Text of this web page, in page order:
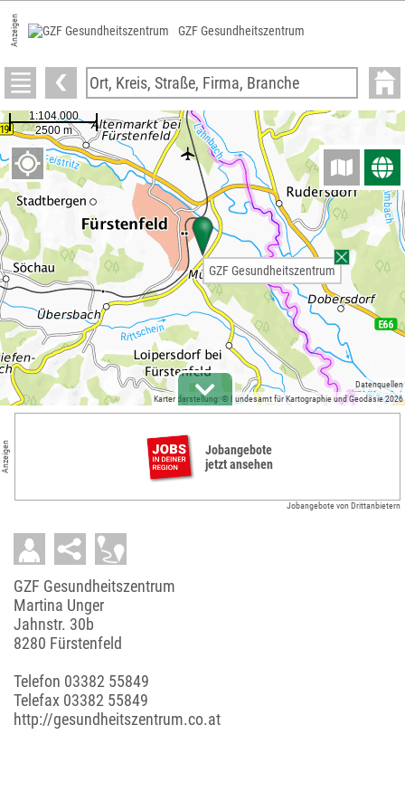
Anzeigen GZF Gesundheitszentrum
Kartendarstellung: © Bundesamt für Kartographie und Geodäsie 2026
Datenquellen
GZF Gesundheitszentrum
Anzeigen
Jobangebote
jetzt ansehen
Jobangebote von Drittanbietern
GZF Gesundheitszentrum
Martina Unger
Jahnstr. 30b
8280 Fürstenfeld
Telefon 03382 55849
Telefax 03382 55849
http://gesundheitszentrum.co.at